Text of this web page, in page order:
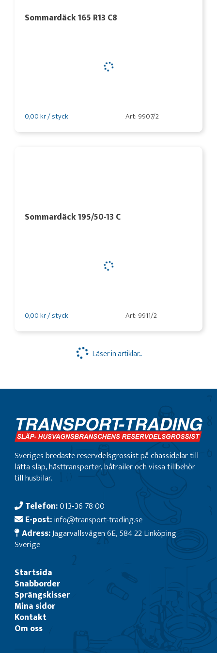
Sommardäck 165 R13 C8
0,00 kr / styck Art: 9907/2
Sommardäck 195/50-13 C
0,00 kr / styck Art: 9911/2
Läser in artiklar...
Sveriges bredaste reservdelsgrossist på chassidelar till
lätta släp, hästtransporter, båtrailer och vissa tillbehör
till husbilar.
Telefon:013-36 78 00
E-post:info@transport-trading.se
Adress:Jägarvallsvägen 6E, 584 22 Linköping
Sverige
Startsida
Snabborder
Sprängskisser
Mina sidor
Kontakt
Om oss